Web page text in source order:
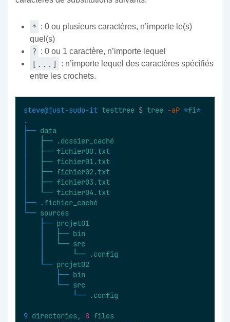
* : 0 ou plusieurs caractères, n’importe le(s)
quel(s)
? : 0 ou 1 caractère, n’importe lequel
[...]
: n’importe lequel des caractères spécifiés
entre les crochets.
steve@just-sudo-it testtree $ tree -aP *fi*
.
├── data
├──
.dossier_caché
├── fichier00.txt
├── fichier01.txt
├── fichier02.txt
├── fichier03.txt
└── fichier04.txt
├──
.fichier_caché
└── sources
├── projet01
├── bin
└── src
└──
.config
└── projet02
├── bin
└── src
└──
.config
9 directories, 8 files